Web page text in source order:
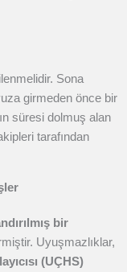
Sona
girmeden önce bir
süresi dolmuş alan
tarafından
bir
Uyuşmazlıklar,
(UÇHS)